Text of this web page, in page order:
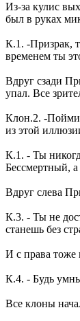
Из-за кулис
был в руках
К.1. -Призрак,
временем ты
Вдруг сзади
упал. Все
Клон.2. -Пойми,
из этой
К.1. - Ты
Бессмертный,
Вдруг слева
К.3. - Ты не
станешь без
И с права тоже
К.4. - Будь
Все клоны